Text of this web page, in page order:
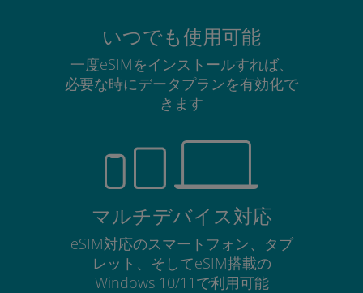
いつでも使用可能
一度eSIMをインストールすれば、
必要な時にデータプランを有効化で
きます
マルチデバイス対応
eSIM対応のスマートフォン、タブ
レット、そしてeSIM搭載の
Windows 10/11で利用可能